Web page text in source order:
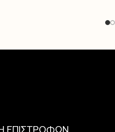
ΕΠΙΣΤΡΟΦΩΝ